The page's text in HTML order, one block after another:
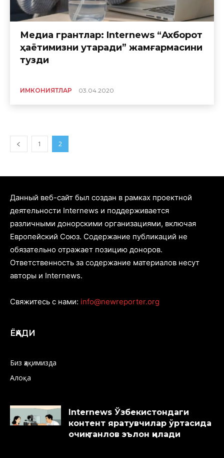
Медиа грантлар: Internews “Ахборот
ҳаётимизни қутқаради” жамғармасини
тузди
ИМКОНИЯТЛАР 03.04.2020
1 2
Данный веб-сайт был создан в рамках проектной
деятельности Internews и поддерживается
различными донорскими организациями, включая
Европейский Союз. Содержание публикаций не
обязательно отражает позицию доноров.
Ответственность за содержание материалов несут
авторы и Internews.
Свяжитесь с нами: info@newreporter.org
ЁҚАДИ
Биз ҳақимизда
Алоқа
Internews Ўзбекистондаги
контент яратувчилар ўртасида
очиқ танлов эълон қилади